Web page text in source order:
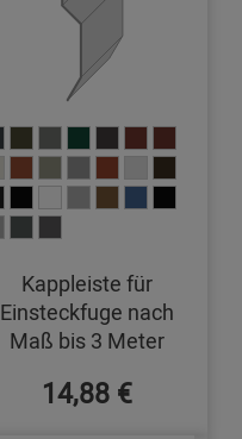
Kappleiste für
Einsteckfuge nach
Maß bis 3 Meter
14,88 €